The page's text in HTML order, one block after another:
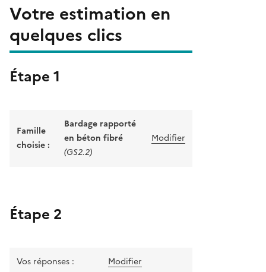
Votre estimation en
quelques clics
Étape 1
Famille
choisie :
Bardage rapporté
en béton fibré
(GS2.2)
Modifier
Étape 2
Vos réponses : Modifier